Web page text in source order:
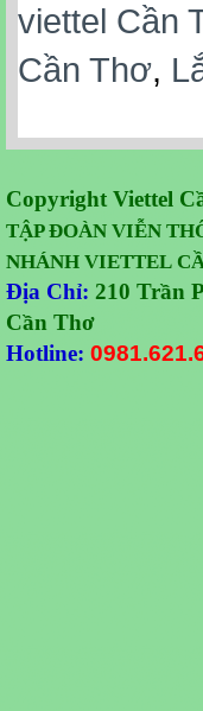
viettel Cần
Cần Thơ,
Copyright Viettel
TẬP ĐOÀN VIỄN
NHÁNH VIETTEL
Địa Chỉ: 210 Trần
Cần Thơ
Hotline: